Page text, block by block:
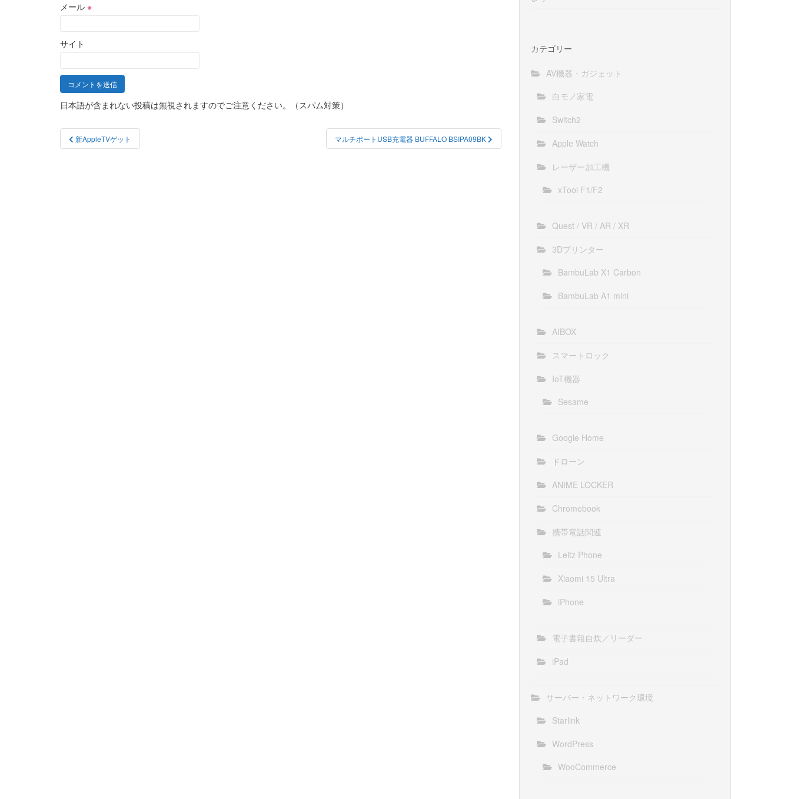
メール ※
サイト
日本語が含まれない投稿は無視されますのでご注意ください。（スパム対策）
投
稿
新AppleTVゲット マルチポートUSB充電器 BUFFALO BSIPA09BK
カテゴリー
AV機器・ガジェット
白モノ家電
Switch2
Apple Watch
レーザー加工機
xTool F1/F2
Quest / VR / AR / XR
3Dプリンター
BambuLab X1 Carbon
BambuLab A1 mini
AIBOX
スマートロック
IoT機器
Sesame
Google Home
ドローン
ANIME LOCKER
Chromebook
携帯電話関連
Leitz Phone
Xiaomi 15 Ultra
iPhone
電子書籍自炊／リーダー
iPad
サーバー・ネットワーク環境
Starlink
WordPress
WooCommerce